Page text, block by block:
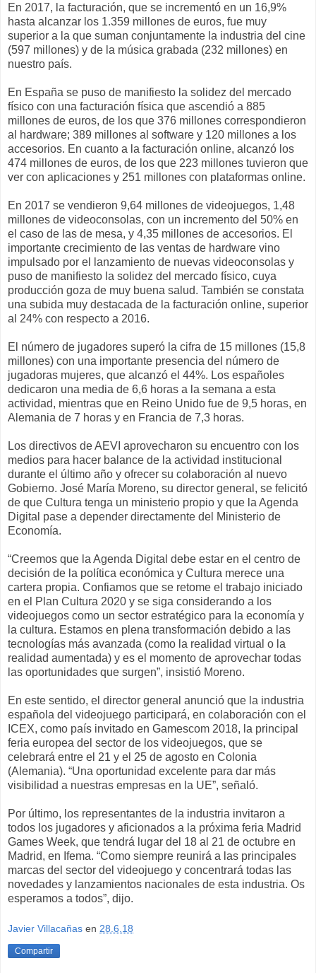
En 2017, la facturación, que se incrementó en un 16,9%
hasta alcanzar los 1.359 millones de euros, fue muy
superior a la que suman conjuntamente la industria del cine
(597 millones) y de la música grabada (232 millones) en
nuestro país.
En España se puso de manifiesto la solidez del mercado
físico con una facturación física que ascendió a 885
millones de euros, de los que 376 millones correspondieron
al hardware; 389 millones al software y 120 millones a los
accesorios. En cuanto a la facturación online, alcanzó los
474 millones de euros, de los que 223 millones tuvieron que
ver con aplicaciones y 251 millones con plataformas online.
En 2017 se vendieron 9,64 millones de videojuegos, 1,48
millones de videoconsolas, con un incremento del 50% en
el caso de las de mesa, y 4,35 millones de accesorios. El
importante crecimiento de las ventas de hardware vino
impulsado por el lanzamiento de nuevas videoconsolas y
puso de manifiesto la solidez del mercado físico, cuya
producción goza de muy buena salud. También se constata
una subida muy destacada de la facturación online, superior
al 24% con respecto a 2016.
El número de jugadores superó la cifra de 15 millones (15,8
millones) con una importante presencia del número de
jugadoras mujeres, que alcanzó el 44%. Los españoles
dedicaron una media de 6,6 horas a la semana a esta
actividad, mientras que en Reino Unido fue de 9,5 horas, en
Alemania de 7 horas y en Francia de 7,3 horas.
Los directivos de AEVI aprovecharon su encuentro con los
medios para hacer balance de la actividad institucional
durante el último año y ofrecer su colaboración al nuevo
Gobierno. José María Moreno, su director general, se felicitó
de que Cultura tenga un ministerio propio y que la Agenda
Digital pase a depender directamente del Ministerio de
Economía.
“Creemos que la Agenda Digital debe estar en el centro de
decisión de la política económica y Cultura merece una
cartera propia. Confiamos que se retome el trabajo iniciado
en el Plan Cultura 2020 y se siga considerando a los
videojuegos como un sector estratégico para la economía y
la cultura. Estamos en plena transformación debido a las
tecnologías más avanzada (como la realidad virtual o la
realidad aumentada) y es el momento de aprovechar todas
las oportunidades que surgen”, insistió Moreno.
En este sentido, el director general anunció que la industria
española del videojuego participará, en colaboración con el
ICEX, como país invitado en Gamescom 2018, la principal
feria europea del sector de los videojuegos, que se
celebrará entre el 21 y el 25 de agosto en Colonia
(Alemania). “Una oportunidad excelente para dar más
visibilidad a nuestras empresas en la UE”, señaló.
Por último, los representantes de la industria invitaron a
todos los jugadores y aficionados a la próxima feria Madrid
Games Week, que tendrá lugar del 18 al 21 de octubre en
Madrid, en Ifema. “Como siempre reunirá a las principales
marcas del sector del videojuego y concentrará todas las
novedades y lanzamientos nacionales de esta industria. Os
esperamos a todos”, dijo.
Javier Villacañas en 28.6.18
Compartir